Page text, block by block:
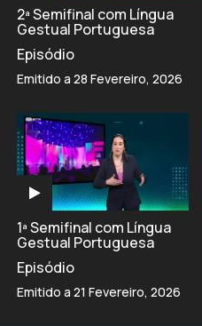
2ª Semifinal com Língua
Gestual Portuguesa
Episódio
Emitido a 28 Fevereiro, 2026
1ª Semifinal com Língua
Gestual Portuguesa
Episódio
Emitido a 21 Fevereiro, 2026